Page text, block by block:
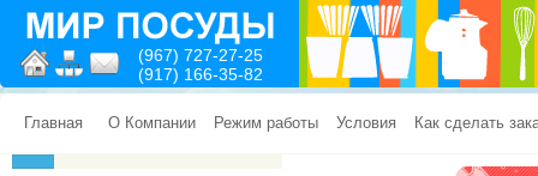
(967) 727-27-25
(917) 166-35-82
Главная О Компании Режим работы Условия Как сделать